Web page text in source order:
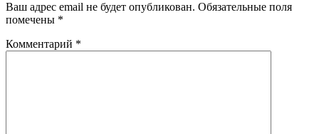
Ваш адрес email не будет опубликован. Обязательные поля
помечены *
Комментарий *